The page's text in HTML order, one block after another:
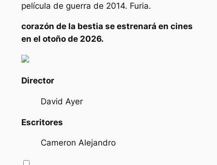
película de guerra de 2014. Furia.
corazón de la bestia se estrenará en cines
en el otoño de 2026.
Director
David Ayer
Escritores
Cameron Alejandro